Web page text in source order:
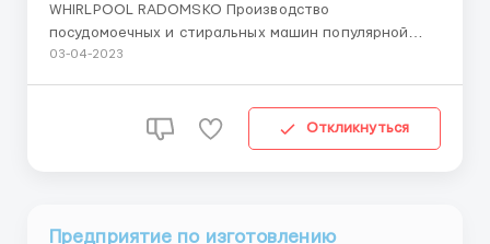
WHIRLPOOL RADOMSKO Производство
посудомоечных и стиральных машин популярной
торговой марки. Адрес и город работы: ul. Geodetów
Мужчины Возраст - до 50 лет Опыт работы: Без
опыта Польский язык: Без ...
03-04-2023
Откликнуться
Предприятие по изготовлению